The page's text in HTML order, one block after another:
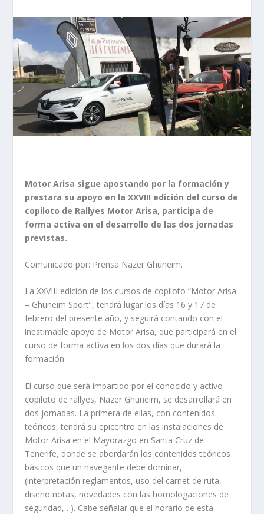
Motor Arisa sigue apostando por la formación y
prestara su apoyo en la XXVIII edición del curso de
copiloto de Rallyes Motor Arisa, participa de
forma activa en el desarrollo de las dos jornadas
previstas.
Comunicado por: Prensa Nazer Ghuneim.
La XXVIII edición de los cursos de copiloto “Motor Arisa
– Ghuneim Sport”, tendrá lugar los días 16 y 17 de
febrero del presente año, y seguirá contando con el
inestimable apoyo de Motor Arisa, que participará en el
curso de forma activa en los dos días que durará la
formación.
El curso que será impartido por el conocido y activo
copiloto de rallyes, Nazer Ghuneim, se desarrollará en
dos jornadas. La primera de ellas, con contenidos
teóricos, tendrá su epicentro en las instalaciones de
Motor Arisa en el Mayorazgo en Santa Cruz de
Tenerife, donde se abordarán los contenidos teóricos
básicos que un navegante debe dominar,
(interpretación reglamentos, uso del carnet de ruta,
diseño notas, novedades con las homologaciones de
seguridad,…). Cabe señalar que el horario de esta